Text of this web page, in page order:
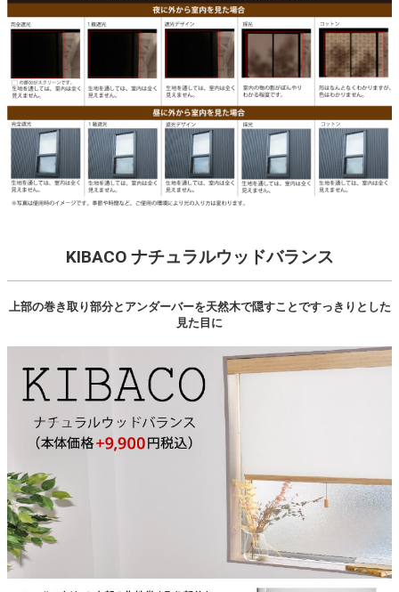
KIBACO ナチュラルウッドバランス
上部の巻き取り部分とアンダーバーを天然木で隠すことですっきりとした
見た目に